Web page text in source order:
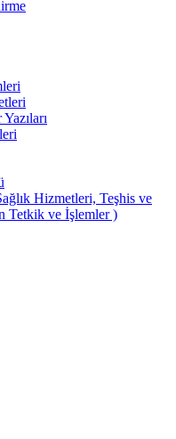
Hizmetleri, Teşhis ve
Tetkik ve İşlemler )